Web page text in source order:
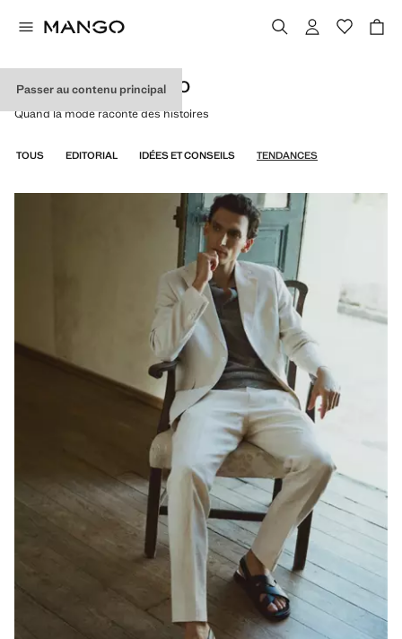
Passer au contenu principal
DISCOVER BY MANGO
Quand la mode raconte des histoires
TOUS EDITORIAL IDÉES ET CONSEILS TENDANCES